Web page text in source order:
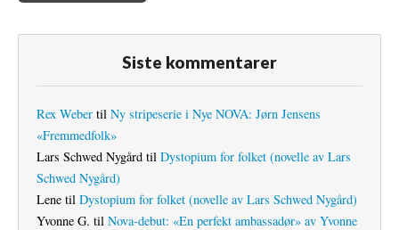
Siste kommentarer
Rex Weber til Ny stripeserie i Nye NOVA: Jørn Jensens
«Fremmedfolk»
Lars Schwed Nygård til Dystopium for folket (novelle av Lars
Schwed Nygård)
Lene til Dystopium for folket (novelle av Lars Schwed Nygård)
Yvonne G. til Nova-debut: «En perfekt ambassadør» av Yvonne